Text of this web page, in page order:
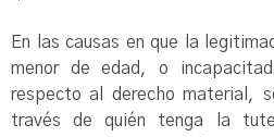
En las causas en que la
menor de edad, o
respecto al derecho material,
través de quién tenga la